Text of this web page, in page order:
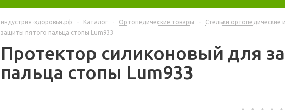
индустрия-здоровья.рф - Каталог - Ортопедические товары -
Cтельки
защиты пятого пальца стопы Lum933
Протектор силиконовый для
пальца стопы Lum933